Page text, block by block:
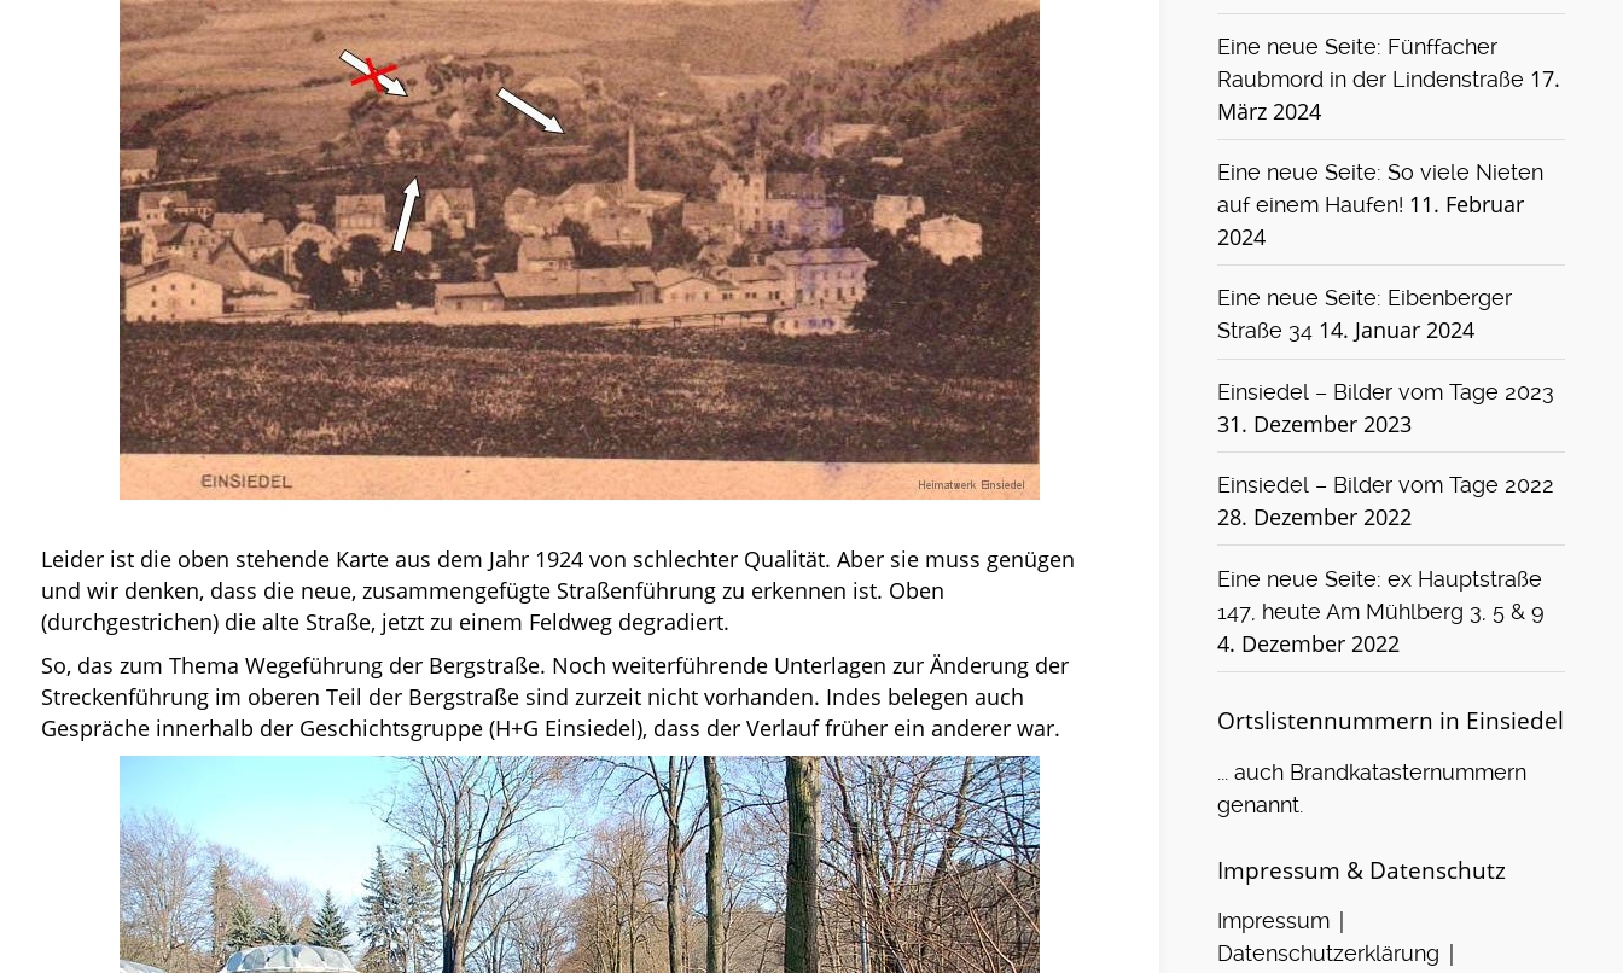
Leider ist die oben stehende Karte aus dem Jahr 1924 von schlechter Qualität. Aber sie muss genügen
und wir denken, dass die neue, zusammengefügte Straßenführung zu erkennen ist. Oben
(durchgestrichen) die alte Straße, jetzt zu einem Feldweg degradiert.
So, das zum Thema Wegeführung der Bergstraße. Noch weiterführende Unterlagen zur Änderung der
Streckenführung im oberen Teil der Bergstraße sind zurzeit nicht vorhanden. Indes belegen auch
Gespräche innerhalb der Geschichtsgruppe (H+G Einsiedel), dass der Verlauf früher ein anderer war.
Eine neue Seite: Fünffacher
Raubmord in der Lindenstraße 17.
März 2024
Eine neue Seite: So viele Nieten
auf einem Haufen! 11. Februar
2024
Eine neue Seite: Eibenberger
Straße 34 14. Januar 2024
Einsiedel – Bilder vom Tage 2023
31. Dezember 2023
Einsiedel – Bilder vom Tage 2022
28. Dezember 2022
Eine neue Seite: ex Hauptstraße
147, heute Am Mühlberg 3, 5 & 9
4. Dezember 2022
Ortslistennummern in Einsiedel
... auch Brandkatasternummern
genannt.
Impressum & Datenschutz
Impressum |
Datenschutzerklärung |